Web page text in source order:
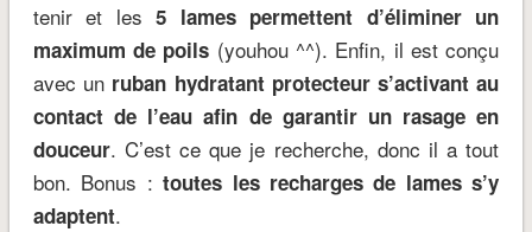
tenir et les5 lames permettent d’éliminer un
maximum de poils (youhou ^^). Enfin, il est conçu
avec un ruban hydratant protecteur s’activant au
contact de l’eau afin de garantir un rasage en
douceur. C’est ce que je recherche, donc il a tout
bon. Bonus :toutes les recharges de lames s’y
adaptent.